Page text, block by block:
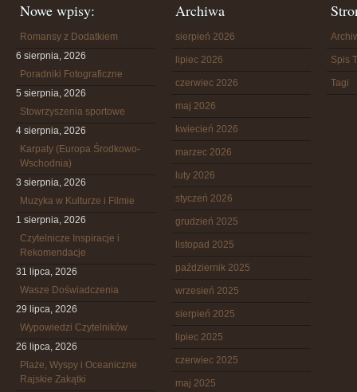
Nowe wpisy:
Romansy z Dodatkiem
6 sierpnia, 2026
Poradniki Fotograficzne
5 sierpnia, 2026
Stowrzyszenia sportowe
4 sierpnia, 2026
Karpaty (Europa Środkowo-
Wschodnia)
3 sierpnia, 2026
Muzyka w Kulturze i Filmie
1 sierpnia, 2026
Czytelnicze Inspiracje i
Rekomendacje
31 lipca, 2026
Wasze Doświadczenia
29 lipca, 2026
Wypowiedzi Czytelników
26 lipca, 2026
Plaże, Wyspy i Oceaniczne
Rajskie Zakątki
Archiwa
sierpień 2026
lipiec 2026
czerwiec 2026
maj 2026
kwiecień 2026
marzec 2026
luty 2026
styczeń 2026
grudzień 2025
listopad 2025
październik 2025
wrzesień 2025
sierpień 2025
lipiec 2025
czerwiec 2025
maj 2025
Spis
Tagi